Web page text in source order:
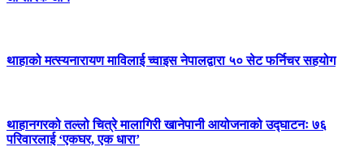
थाहाको मत्स्यनारायण माविलाई च्वाइस नेपालद्वारा ५० सेट फर्निचर सहयोग
थाहानगरको तल्लो चित्रे मालागिरी खानेपानी आयोजनाको उद्घाटनः ७६
परिवारलाई ‘एकघर, एक धारा’